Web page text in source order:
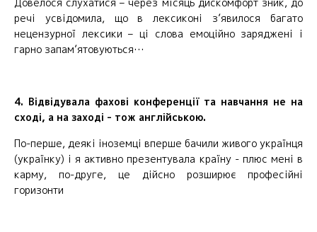
речі усвідомила, що в лексиконі з’явилося багато
нецензурної лексики – ці слова емоційно заряджені і
гарно запам’ятовуються…
4. Відвідувала фахові конференції та навчання не на
сході, а на заході - тож англійською.
По-перше, деякі іноземці вперше бачили живого українця
(українку) і я активно презентувала країну - плюс мені в
карму, по-друге, це дійсно розширює професійні
горизонти